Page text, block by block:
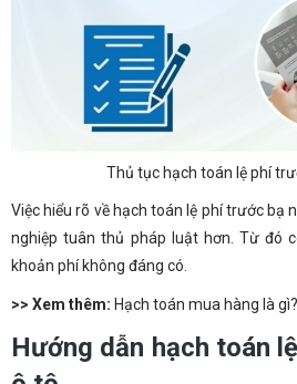
Thủ tục hạch toán lệ phí
Việc hiểu rõ về hạch toán lệ phí trước bạ
nghiệp tuân thủ pháp luật hơn. Từ đó
khoản phí không đáng có.
>> Xem thêm: Hạch toán mua hàng là
Hướng dẫn hạch toán